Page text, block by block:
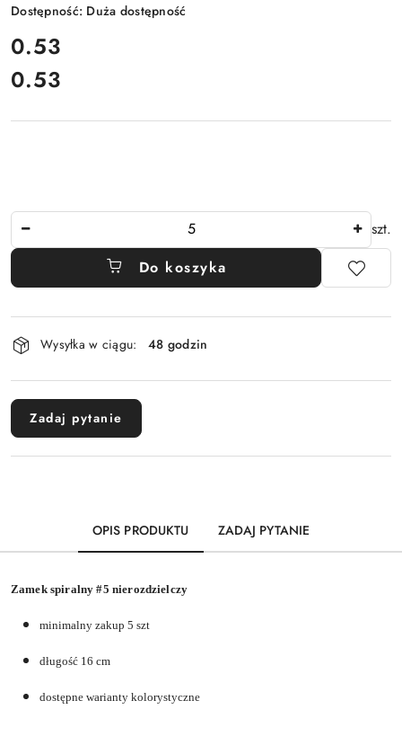
Dostępność: Duża dostępność
cena:
0.53
Cena:
0.53
szt.
Do koszyka
Dostępność
i
dostawa
Wysyłka w ciągu: 48 godzin
Zadaj pytanie
OPIS PRODUKTU ZADAJ PYTANIE
Zamek spiralny #5 nierozdzielczy
minimalny zakup 5 szt
długość 16 cm
dostępne warianty kolorystyczne